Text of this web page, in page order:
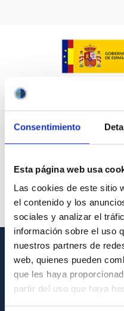
Consentimiento
Esta página web usa
Las cookies de este sitio
el contenido y los
sociales y analizar el
información sobre el uso
nuestros partners de
web, quienes pueden
que les haya
partir del uso que haya
GENERAL INFORMATION
Contact
How to get to the IAC